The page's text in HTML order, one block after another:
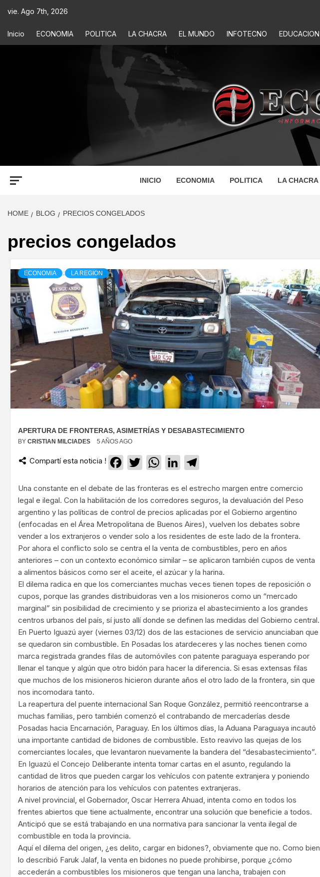
vie. Ago 7th, 2026
Inicio ECONOMIA POLITICA LA CHACRA EL MUNDO INFOTECNO EDUCACION
ECONOMIS
INICIO ECONOMIA POLITICA LA CHACRA
HOME BLOG PRECIOS CONGELADOS
precios congelados
ECONOMIA LA REGION
APERTURA DE FRONTERAS, ASIMETRÍAS Y DESABASTECIMIENTO
BY CRISTIAN MILCIADES 5 AÑOS AGO
Compartí esta noticia ! Facebook
TwitterWhatsApp
LinkedIn
Una constante en el debate de las fronteras es el estrecho margen entre comercio
legal e ilegal. Con la habilitación de los corredores seguros, la devaluación del Peso
argentino y las políticas de control de precios aplicadas por el Gobierno argentino
(enfocadas en el Área Metropolitana de Buenos Aires), vuelven los debates sobre
vender a los extranjeros o vender solo a los residentes de este lado de la frontera.
Por ahora el conflicto solo se centra el la venta de combustibles, pero en años
anteriores – con un contexto económico similar – se aplicaron también cupos de venta
a alimentos básicos como ser el aceite, el azúcar y la harina.
El dilema radica en que los comerciantes muchas veces tienen topes de reposición o
cupos, porque las grandes distribuidoras ven a los misioneros como un “mercado
marginal” sin posibilidad de crecimiento y se prioriza el abastecimiento a los grandes
centros urbanos del país, sí justo allí donde se definen las medidas del Gobierno central.
En Puerto Iguazú ayer (viernes 03/12) dos de las estaciones de servicio anunciaban que
se quedaron sin combustible. En Posadas los atardeceres y las noches tienen como
marca registrada grandes filas de automóviles con patente paraguaya esperando por
llenar el tanque y algún que otro bidón para hacer la diferencia. Si esas extensas filas
que muchos de los misioneros hicieron durante años el otro lado de la frontera, sin que
nos incomodara tanto.
La reapertura del puente internacional San Roque González, permitió reencontrarse a
muchas familias, pero también comenzó el contrabando de mercaderías desde
Posadas hacia Encarnación, Paraguay. En los últimos días, la Aduana Paraguaya incautó
una importante cantidad de bidones de combustible. Esto reavivo las quejas de los
comerciantes locales, que levantaron nuevamente la bandera del “desabastecimiento”.
En Iguazú el Concejo Deliberante intenta tomar cartas en el asunto, regulando la
cantidad de litros que pueden cargar los vehículos con patente extranjera y poniendo
horarios de atención para los vehículos con patentes extranjeras.
A nivel provincial, el Gobernador, Oscar Herrera Ahuad, intenta como en todos los
frentes abiertos que tiene actualmente, encontrar una solución que beneficie a todos.
Anticipó que se está trabajando en una normativa para sancionar la venta ilegal de
combustible en toda la provincia.
Aquí el dilema del origen, ¿es delito, cargar en bidones?, obviamente que no. Como bien
lo describió Faruk Jalaf, la venta en bidones no puede prohibirse, porque ¿cómo
accederán a combustibles los misioneros que tengan una lancha, trabajen con